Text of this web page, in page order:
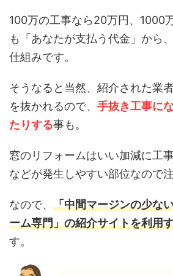
100万の工事なら20万円、1000
も「あなたが支払う代金」から
仕組みです。
そうなると当然、紹介された業
を抜かれるので、 手抜き工事に
たりする事も。
窓のリフォームはいい加減に工
などが発生しやすい部位なので
なので、 「中間マージンの少な
ーム専門」の紹介サイトを利用
す。